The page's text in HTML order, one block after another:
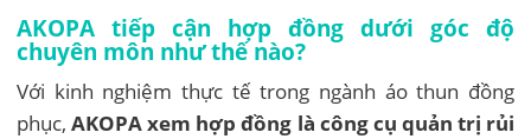
AKOPA tiếp cận hợp đồng dưới góc độ
chuyên môn như thế nào?
Với kinh nghiệm thực tế trong ngành áo thun đồng
phục,AKOPA xem hợp đồng là công cụ quản trị rủi